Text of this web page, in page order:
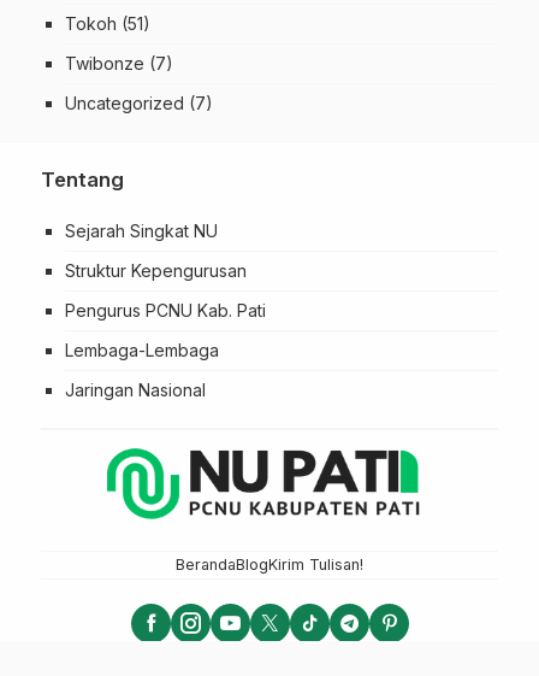
Tokoh (51)
Twibonze (7)
Uncategorized (7)
Tentang
Sejarah Singkat NU
Struktur Kepengurusan
Pengurus PCNU Kab. Pati
Lembaga-Lembaga
Jaringan Nasional
BerandaBlogKirim Tulisan!